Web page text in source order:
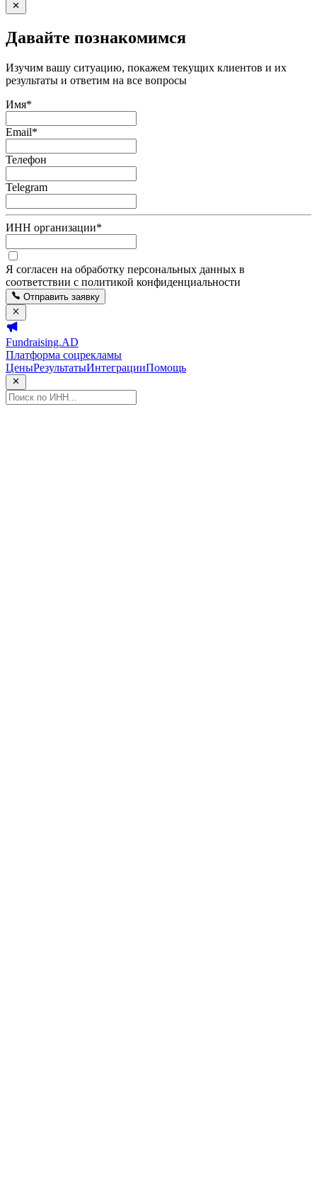
Давайте познакомимся
Изучим вашу ситуацию, покажем текущих клиентов и их
результаты и ответим на все вопросы
Имя*
Email*
Телефон
Telegram
ИНН организации*
Я согласен на обработку персональных данных в
соответствии с политикой конфиденциальности
Отправить заявку
Fundraising.AD
Платформа соцрекламы
ЦеныРезультатыИнтеграцииПомощь